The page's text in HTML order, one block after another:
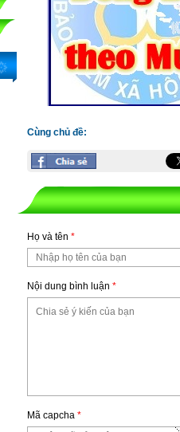
Cùng chủ đề:
Họ và tên *
Nội dung bình luận *
Mã capcha *